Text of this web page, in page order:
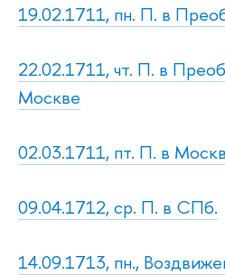
19.02.1711, пн. П. в
22.02.1711, чт. П. в
Москве
02.03.1711, пт. П. в
09.04.1712, ср. П. в СПб.
14.09.1713, пн.,